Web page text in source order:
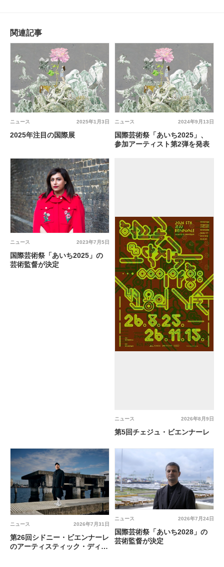
関連記事
2025年1月3日
ニュース
2025年注目の国際展
2024年9月13日
ニュース
国際芸術祭「あいち2025」、
参加アーティスト第2弾を発表
2023年7月5日
ニュース
国際芸術祭「あいち2025」の
芸術監督が決定
2026年8月9日
ニュース
第5回チェジュ・ビエンナーレ
2026年7月31日
ニュース
第26回シドニー・ビエンナーレ
のアーティスティック・ディレ
2026年7月24日
ニュース
国際芸術祭「あいち2028」の
芸術監督が決定